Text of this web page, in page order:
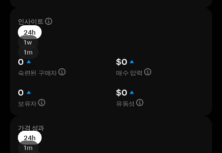
인사이트
24h
1w
1m
0
숙련된 구매자
$0
매수 압력
0
보유자
$0
유동성
가격 성과
24h
1m